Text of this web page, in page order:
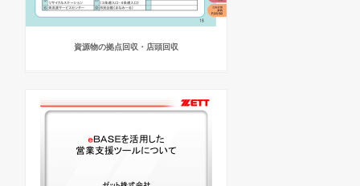
資源物の拠点回収・店頭回収